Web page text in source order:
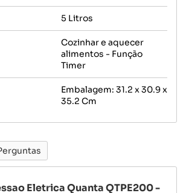
5 Litros
Cozinhar e aquecer
alimentos - Função
Timer
Embalagem: 31.2 x 30.9 x
35.2 Cm
Eletrica Quanta QTPE200 -